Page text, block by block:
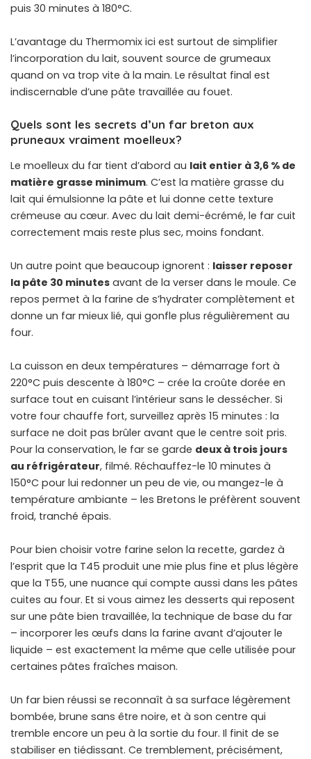
puis 30 minutes à 180°C.
L’avantage du Thermomix ici est surtout de simplifier
l’incorporation du lait, souvent source de grumeaux
quand on va trop vite à la main. Le résultat final est
indiscernable d’une pâte travaillée au fouet.
Quels sont les secrets d’un far breton aux
pruneaux vraiment moelleux?
Le moelleux du far tient d’abord au lait entier à 3,6 % de
matière grasse minimum. C’est la matière grasse du
lait qui émulsionne la pâte et lui donne cette texture
crémeuse au cœur. Avec du lait demi-écrémé, le far cuit
correctement mais reste plus sec, moins fondant.
Un autre point que beaucoup ignorent : laisser reposer
la pâte 30 minutes avant de la verser dans le moule. Ce
repos permet à la farine de s’hydrater complètement et
donne un far mieux lié, qui gonfle plus régulièrement au
four.
La cuisson en deux températures – démarrage fort à
220°C puis descente à 180°C – crée la croûte dorée en
surface tout en cuisant l’intérieur sans le dessécher. Si
votre four chauffe fort, surveillez après 15 minutes : la
surface ne doit pas brûler avant que le centre soit pris.
Pour la conservation, le far se garde deux à trois jours
au réfrigérateur, filmé. Réchauffez-le 10 minutes à
150°C pour lui redonner un peu de vie, ou mangez-le à
température ambiante – les Bretons le préfèrent souvent
froid, tranché épais.
Pour bien choisir votre farine selon la recette, gardez à
l’esprit que la T45 produit une mie plus fine et plus légère
que la T55, une nuance qui compte aussi dans les pâtes
cuites au four. Et si vous aimez les desserts qui reposent
sur une pâte bien travaillée, la technique de base du far
– incorporer les œufs dans la farine avant d’ajouter le
liquide – est exactement la même que celle utilisée pour
certaines pâtes fraîches maison.
Un far bien réussi se reconnaît à sa surface légèrement
bombée, brune sans être noire, et à son centre qui
tremble encore un peu à la sortie du four. Il finit de se
stabiliser en tiédissant. Ce tremblement, précisément,